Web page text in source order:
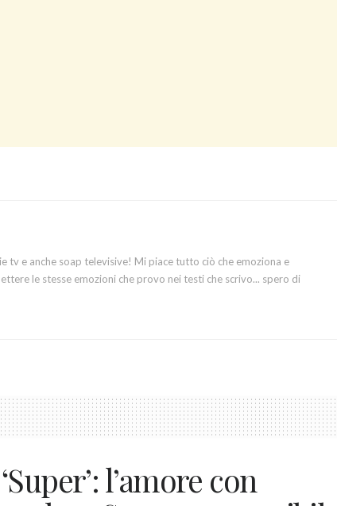
tv e anche soap televisive! Mi piace tutto ciò che emoziona e
le stesse emozioni che provo nei testi che scrivo... spero di
l’amore con